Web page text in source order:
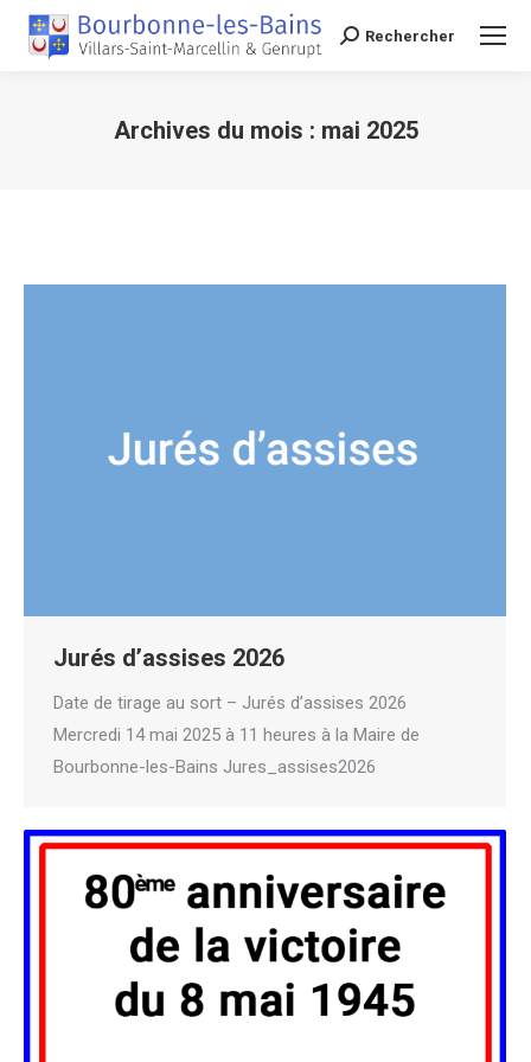
Recherche
Rechercher
Archives du mois : mai 2025
Jurés d’assises 2026
Date de tirage au sort – Jurés d’assises 2026
Mercredi 14 mai 2025 à 11 heures à la Maire de
Bourbonne-les-Bains Jures_assises2026